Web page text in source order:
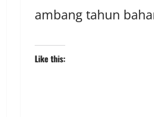
ambang tahun
Like this: